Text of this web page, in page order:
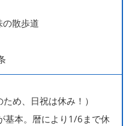
散歩道
め、日祝は休み！）
本。暦により1/6まで休